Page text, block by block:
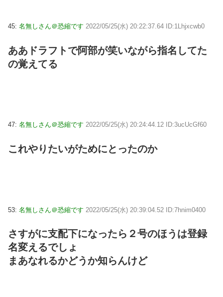
45: 名無しさん＠恐縮です 2022/05/25(水) 20:22:37.64 ID:1Lhjxcwb0
ああドラフトで阿部が笑いながら指名してた
の覚えてる
47: 名無しさん＠恐縮です 2022/05/25(水) 20:24:44.12 ID:3ucUcGf60
これやりたいがためにとったのか
53: 名無しさん＠恐縮です 2022/05/25(水) 20:39:04.52 ID:7hnim0400
さすがに支配下になったら２号のほうは登録
名変えるでしょ
まあなれるかどうか知らんけど